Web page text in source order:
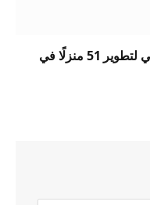
تقدم باراجون 8.8 مليون جنيه إسترليني لتطوير 51 منزلًا في